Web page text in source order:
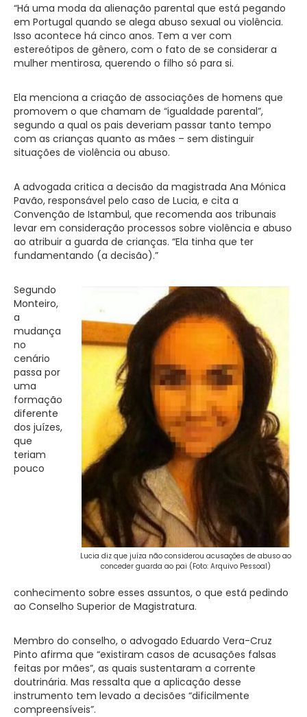
“Há uma moda da alienação parental que está pegando
em Portugal quando se alega abuso sexual ou violência.
Isso acontece há cinco anos. Tem a ver com
estereótipos de gênero, com o fato de se considerar a
mulher mentirosa, querendo o filho só para si.
Ela menciona a criação de associações de homens que
promovem o que chamam de “igualdade parental”,
segundo a qual os pais deveriam passar tanto tempo
com as crianças quanto as mães – sem distinguir
situações de violência ou abuso.
A advogada critica a decisão da magistrada Ana Mónica
Pavão, responsável pelo caso de Lucia, e cita a
Convenção de Istambul, que recomenda aos tribunais
levar em consideração processos sobre violência e abuso
ao atribuir a guarda de crianças. “Ela tinha que ter
fundamentando (a decisão).”
Lucia diz que juíza não considerou acusações de abuso ao
conceder guarda ao pai (Foto: Arquivo Pessoal)
Segundo
Monteiro,
a
mudança
no
cenário
passa por
uma
formação
diferente
dos juízes,
que
teriam
pouco
conhecimento sobre esses assuntos, o que está pedindo
ao Conselho Superior de Magistratura.
Membro do conselho, o advogado Eduardo Vera-Cruz
Pinto afirma que “existiram casos de acusações falsas
feitas por mães”, as quais sustentaram a corrente
doutrinária. Mas ressalta que a aplicação desse
instrumento tem levado a decisões “dificilmente
compreensíveis”.